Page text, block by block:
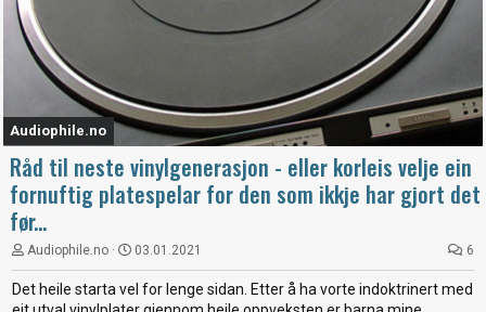
Audiophile.no
Råd til neste vinylgenerasjon - eller korleis velje ein
fornuftig platespelar for den som ikkje har gjort det
før...
Audiophile.no 03.01.2021 6
Det heile starta vel for lenge sidan. Etter å ha vorte indoktrinert med